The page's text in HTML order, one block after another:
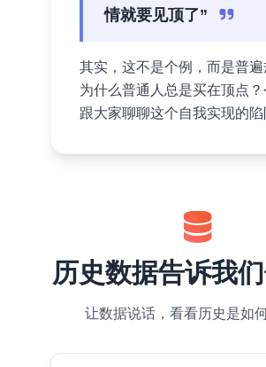
情就要见顶了”
其实，这不是个例，而是普遍
为什么普通人总是买在顶点？
跟大家聊聊这个自我实现的陷
历史数据告诉我
让数据说话，看看历史是如